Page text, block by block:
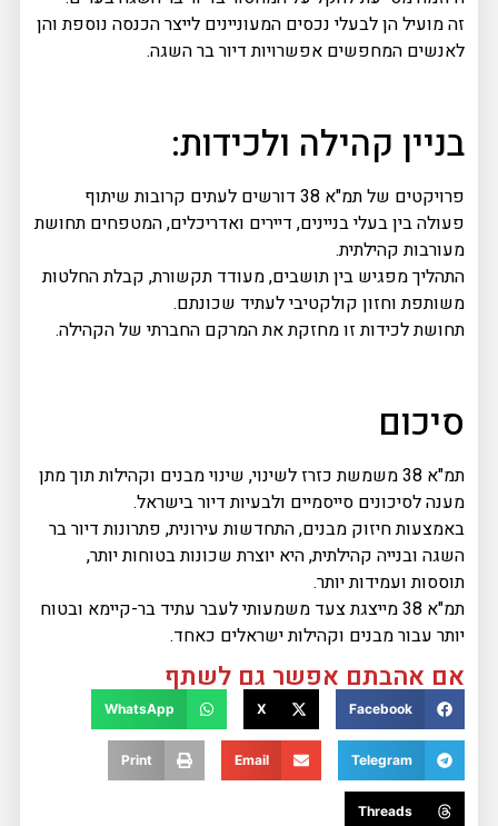
זה מועיל הן לבעלי נכסים המעוניינים לייצר הכנסה נוספת והן
לאנשים המחפשים אפשרויות דיור בר השגה.
בניין קהילה ולכידות:
פרויקטים של תמ"א 38 דורשים לעתים קרובות שיתוף
פעולה בין בעלי בניינים, דיירים ואדריכלים, המטפחים תחושת
מעורבות קהילתית.
התהליך מפגיש בין תושבים, מעודד תקשורת, קבלת החלטות
משותפת וחזון קולקטיבי לעתיד שכונתם.
תחושת לכידות זו מחזקת את המרקם החברתי של הקהילה.
סיכום
תמ"א 38 משמשת כזרז לשינוי, שינוי מבנים וקהילות תוך מתן
מענה לסיכונים סייסמיים ולבעיות דיור בישראל.
באמצעות חיזוק מבנים, התחדשות עירונית, פתרונות דיור בר
השגה ובנייה קהילתית, היא יוצרת שכונות בטוחות יותר,
תוססות ועמידות יותר.
תמ"א 38 מייצגת צעד משמעותי לעבר עתיד בר-קיימא ובטוח
יותר עבור מבנים וקהילות ישראלים כאחד.
אם אהבתם אפשר גם לשתף
Facebook
X
WhatsApp
Telegram
Email
Print
Threads